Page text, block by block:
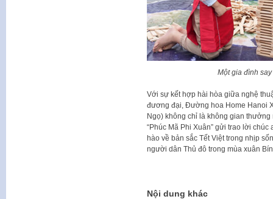
Một gia đình
Với sự kết hợp hài hòa giữa nghệ
đương đại, Đường hoa Home Hanoi
Ngọ) không chỉ là không gian
“Phúc Mã Phi Xuân” gửi trao lời
hào về bản sắc Tết Việt trong nhịp
người dân Thủ đô trong mùa xuân
Nội dung khác